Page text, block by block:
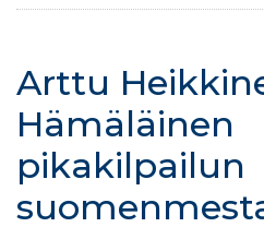
Arttu
Hämäläinen
pikakilpailun